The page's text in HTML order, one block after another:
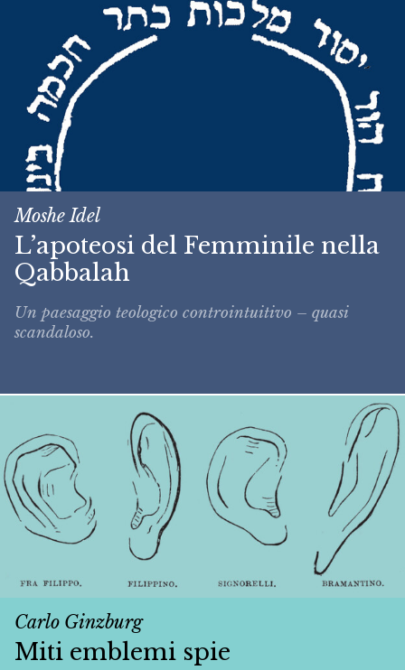
Moshe Idel
L’apoteosi del Femminile nella
Qabbalah
Un paesaggio teologico controintuitivo – quasi
scandaloso.
Carlo Ginzburg
Miti emblemi spie